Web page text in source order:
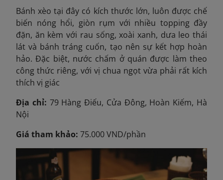
Bánh xèo tại đây có kích thước lớn, luôn được chế
biến nóng hổi, giòn rụm với nhiều topping đầy
đặn, ăn kèm với rau sống, xoài xanh, dưa leo thái
lát và bánh tráng cuốn, tạo nên sự kết hợp hoàn
hảo. Đặc biệt, nước chấm ở quán được làm theo
công thức riêng, với vị chua ngọt vừa phải rất kích
thích vị giác
Địa chỉ: 79 Hàng Điếu, Cửa Đông, Hoàn Kiếm, Hà
Nội
Giá tham khảo: 75.000 VND/phần